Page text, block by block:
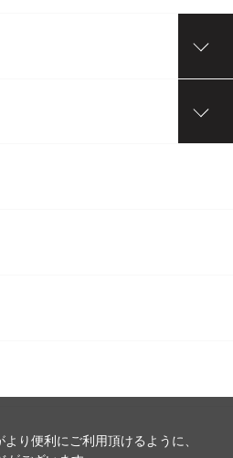
り便利にご利用頂けるように、